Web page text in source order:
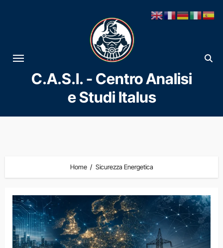
al
contenuto
C.A.S.I. - Centro Analisi
e Studi Italus
Home Sicurezza Energetica